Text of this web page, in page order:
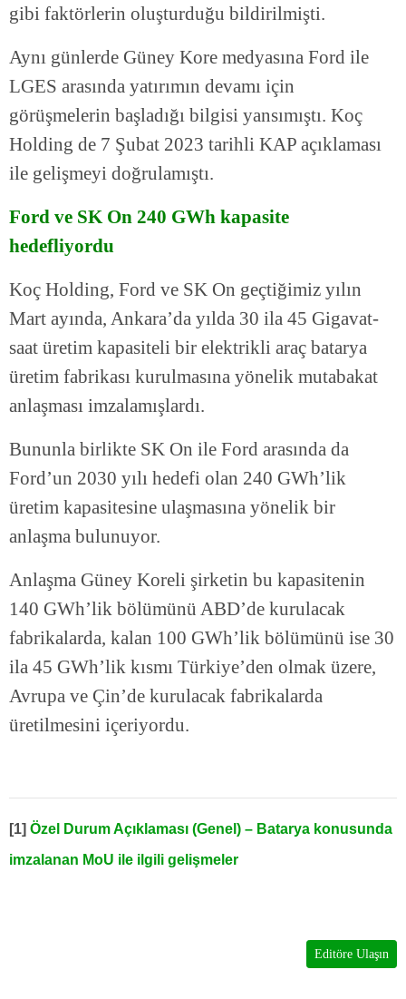
gibi faktörlerin oluşturduğu bildirilmişti.
Aynı günlerde Güney Kore medyasına Ford ile
LGES arasında yatırımın devamı için
görüşmelerin başladığı bilgisi yansımıştı. Koç
Holding de 7 Şubat 2023 tarihli KAP açıklaması
ile gelişmeyi doğrulamıştı.
Ford ve SK On 240 GWh kapasite
hedefliyordu
Koç Holding, Ford ve SK On geçtiğimiz yılın
Mart ayında, Ankara’da yılda 30 ila 45 Gigavat-
saat üretim kapasiteli bir elektrikli araç batarya
üretim fabrikası kurulmasına yönelik mutabakat
anlaşması imzalamışlardı.
Bununla birlikte SK On ile Ford arasında da
Ford’un 2030 yılı hedefi olan 240 GWh’lik
üretim kapasitesine ulaşmasına yönelik bir
anlaşma bulunuyor.
Anlaşma Güney Koreli şirketin bu kapasitenin
140 GWh’lik bölümünü ABD’de kurulacak
fabrikalarda, kalan 100 GWh’lik bölümünü ise 30
ila 45 GWh’lik kısmı Türkiye’den olmak üzere,
Avrupa ve Çin’de kurulacak fabrikalarda
üretilmesini içeriyordu.
[1] Özel Durum Açıklaması (Genel) – Batarya konusunda
imzalanan MoU ile ilgili gelişmeler
Editöre Ulaşın